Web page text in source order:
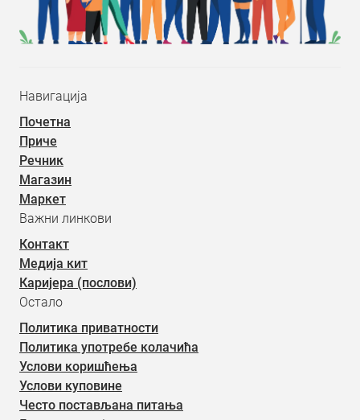
Навигација
Почетна
Приче
Речник
Магазин
Маркет
Важни линкови
Контакт
Медија кит
Каријера (послови)
Остало
Политика приватности
Политика употребе колачића
Услови коришћења
Услови куповине
Често постављана питања